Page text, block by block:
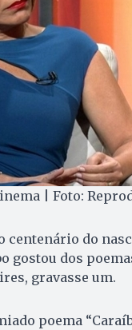
| Foto:
centenário do
dos
gravasse um.
poema